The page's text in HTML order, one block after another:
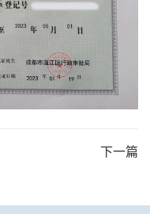
下一篇